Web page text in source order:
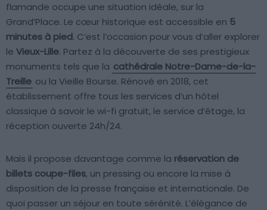
flamande occupe une situation idéale, sur la
Grand’Place. Le cœur historique est accessible en 5
minutes à pied. C’est l’occasion pour vous d’aller explorer
le Vieux-Lille. Partez à la découverte de ses prestigieux
monuments tels que la cathédrale Notre-Dame-de-la-
Treille ou la Vieille Bourse. Rénové en 2018, cet
établissement offre tous les services d’un hôtel
classique à savoir le wi-fi gratuit, le service d’étage, la
réception ouverte 24h/24.
Mais il propose davantage comme la réservation de
billets coupe-files, un pressing ou encore la mise à
disposition de la presse française et internationale. De
quoi passer un séjour en toute sérénité. L’élégance de